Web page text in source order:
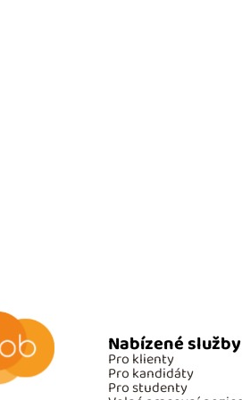
Nabízené služby
Pro klienty
Pro kandidáty
Pro studenty